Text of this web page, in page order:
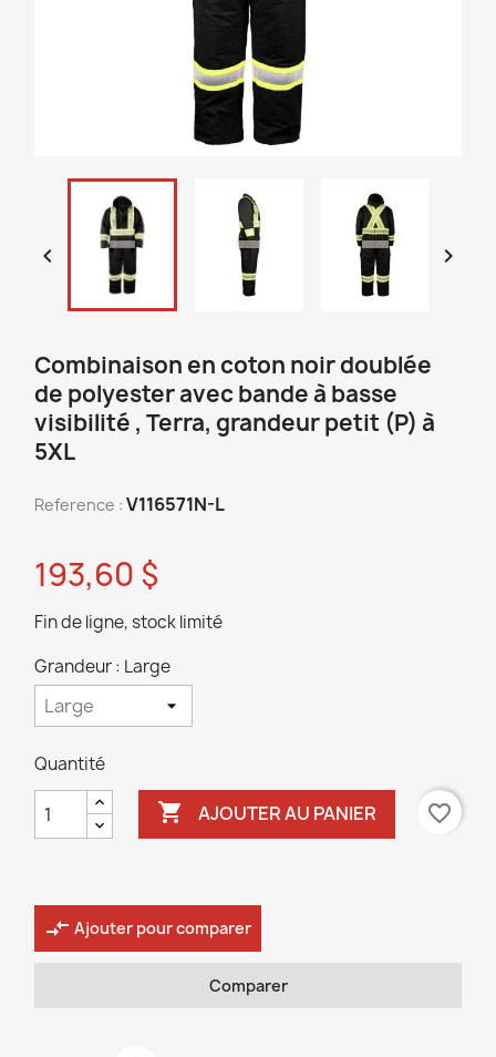
 
Combinaison en coton noir doublée
de polyester avec bande à basse
visibilité , Terra, grandeur petit (P) à
5XL
Reference : V116571N-L
193,60 $
Fin de ligne, stock limité
Grandeur : Large
Quantité
 AJOUTER AU PANIER favorite_border
compare_arrows Ajouter pour comparer
Comparer